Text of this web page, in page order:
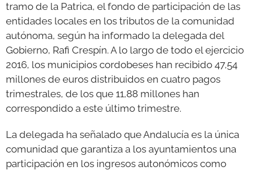
GALERÍAS
tramo de la Patrica, el fondo de participación de las
entidades locales en los tributos de la comunidad
autónoma, según ha informado la delegada del
Gobierno, Rafi Crespín. A lo largo de todo el ejercicio
2016, los municipios cordobeses han recibido 47,54
millones de euros distribuidos en cuatro pagos
trimestrales, de los que 11,88 millones han
correspondido a este último trimestre.
La delegada ha señalado que Andalucía es la única
comunidad que garantiza a los ayuntamientos una
participación en los ingresos autonómicos como